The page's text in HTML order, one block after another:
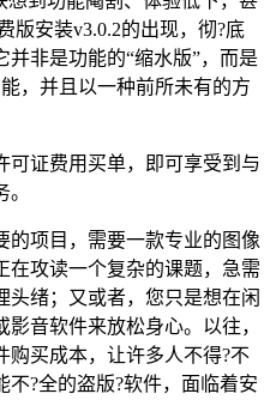
版安装v3.0.2的出现，彻?底
非是功能的“缩水版”，而是
，并且以一种前所未有的方
可证费用买单，即可享受到与
的项目，需要一款专业的图像
在攻读一个复杂的课题，急需
绪；又或者，您只是想在闲
音软件来放松身心。以往，
购买成本，让许多人不得?不
?全的盗版?软件，面临着安